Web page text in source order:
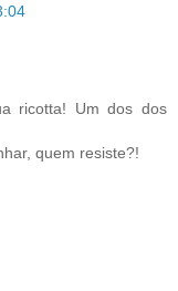
ricotta! Um dos dos
quem resiste?!